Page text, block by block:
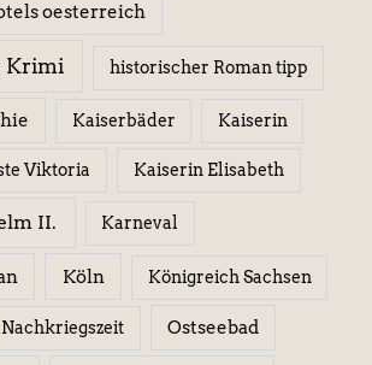
oesterreich
Krimi historischer Roman tipp
Kaiserbäder Kaiserin
Viktoria Kaiserin Elisabeth
II. Karneval
Köln Königreich Sachsen
Nachkriegszeit Ostseebad